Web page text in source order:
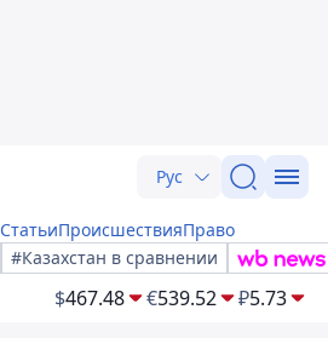
Рус
СтатьиПроисшествияПраво
#Казахстан в сравнении
$467.48 €539.52 ₽5.73